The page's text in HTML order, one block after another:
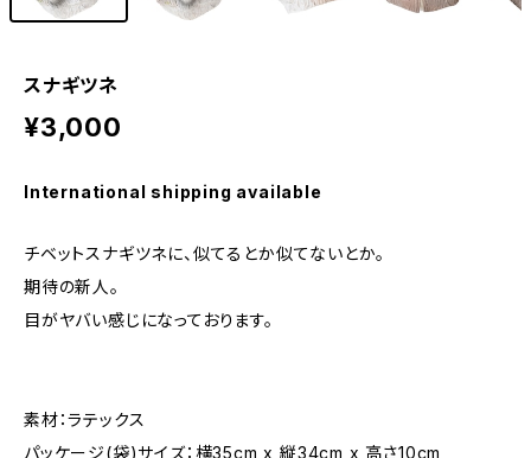
スナギツネ
¥3,000
International shipping available
チベットスナギツネに、似てるとか似てないとか。
期待の新人。
目がヤバい感じになっております。
素材：ラテックス
パッケージ(袋)サイズ：横35cm x 縦34cm x 高さ10cm